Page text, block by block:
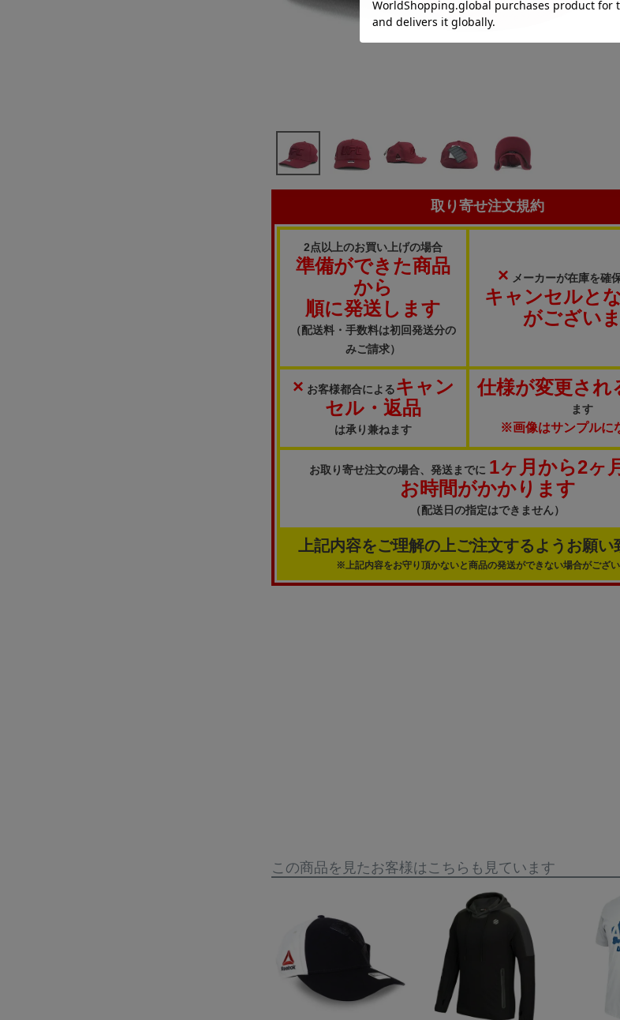
取り寄せ注文規約
2点以上のお買い上げの場合
準備ができた商品
から
順に発送します
（配送料・手数料は初回発送分の
みご請求）
× メーカーが在庫を確
キャンセルと
がござい
× お客様都合によるキャン
セル・返品
は承り兼ねます
仕様が変更され
ます
※画像はサンプルに
お取り寄せ注文の場合、発送までに 1ヶ月から2ヶ
お時間がかかります
（配送日の指定はできません）
上記内容をご理解の上ご注文するようお願い
※上記内容をお守り頂かないと商品の発送ができない場合がござ
この商品を見たお客様はこちらも見ています